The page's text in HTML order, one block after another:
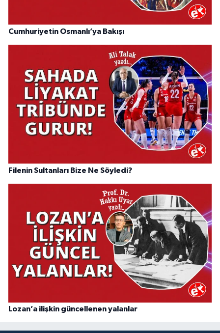
Cumhuriyetin Osmanlı’ya Bakışı
Filenin Sultanları Bize Ne Söyledi?
Lozan’a ilişkin güncellenen yalanlar